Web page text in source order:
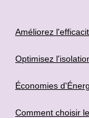
Améliorez
Optimisez
Économies
Comment choisir